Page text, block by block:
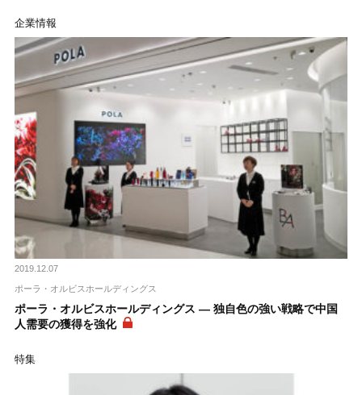
企業情報
2019.12.07
ポーラ・オルビスホールディングス
ポーラ・オルビスホールディングス ― 独自色の強い戦略で中国
人需要の獲得を強化
特集